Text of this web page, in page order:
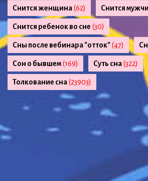
Снится женщина(62) Снится
Снится ребенок во сне (30)
Сны после вебинара "отток"(47)
Сон о бывшем(169) Суть сна(322)
Толкование сна(23903)